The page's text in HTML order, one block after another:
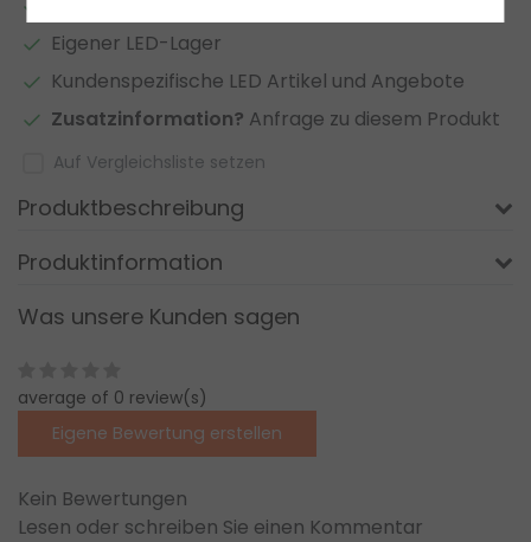
Eigener LED-Lager
Kundenspezifische LED Artikel und Angebote
Zusatzinformation? Anfrage zu diesem Produkt
Auf Vergleichsliste setzen
Produktbeschreibung
Produktinformation
Was unsere Kunden sagen
average of 0 review(s)
Eigene Bewertung erstellen
Kein Bewertungen
Lesen oder schreiben Sie einen Kommentar